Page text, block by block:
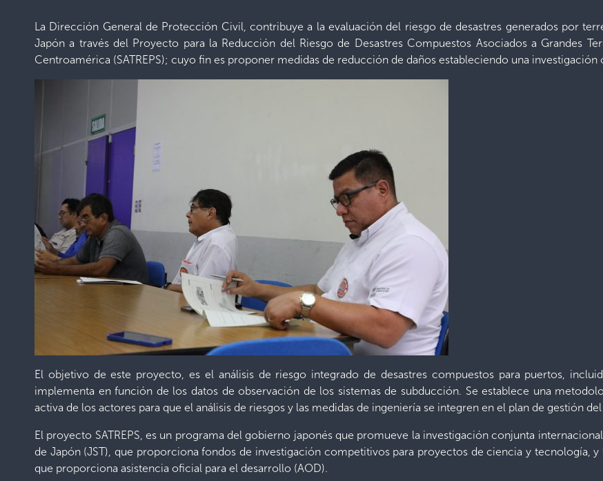
La Dirección General de Protección Civil, contribuye a la evaluación del riesgo de desastres generados por
Japón a través del Proyecto para la Reducción del Riesgo de Desastres Compuestos Asociados a Grandes
Centroamérica (SATREPS); cuyo fin es proponer medidas de reducción de daños estableciendo una
El objetivo de este proyecto, es el análisis de riesgo integrado de desastres compuestos para puertos,
implementa en función de los datos de observación de los sistemas de subducción. Se establece una
activa de los actores para que el análisis de riesgos y las medidas de ingeniería se integren en el plan de gestión
El proyecto SATREPS, es un programa del gobierno japonés que promueve la investigación conjunta
de Japón (JST), que proporciona fondos de investigación competitivos para proyectos de ciencia y tecnología,
que proporciona asistencia oficial para el desarrollo (AOD).